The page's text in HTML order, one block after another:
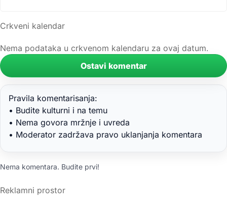
Crkveni kalendar
Nema podataka u crkvenom kalendaru za ovaj datum.
Ostavi komentar
Pravila komentarisanja:
• Budite kulturni i na temu
• Nema govora mržnje i uvreda
• Moderator zadržava pravo uklanjanja komentara
Nema komentara. Budite prvi!
Reklamni prostor